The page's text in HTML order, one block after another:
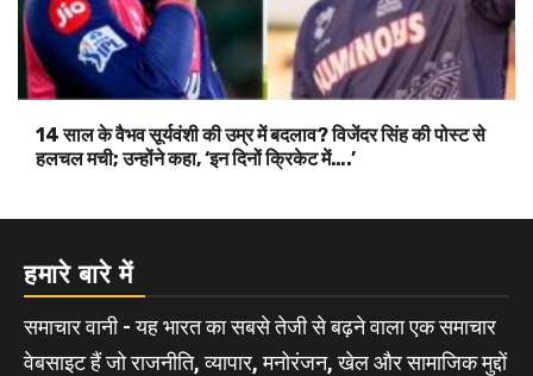
14 साल के वैभव सूर्यवंशी की उम्र में बदलाव? विजेंदर सिंह की पोस्ट से
हलचल मची; उन्होंने कहा, ‘इन दिनों क्रिकेट में….’
हमारे बारे में
समाचार वानी - यह भारत का सबसे तेजी से बढ़ने वाला एक समाचार
वेबसाइट हैं जो राजनीति, व्यापार, मनोरंजन, खेल और सामाजिक मुद्दों